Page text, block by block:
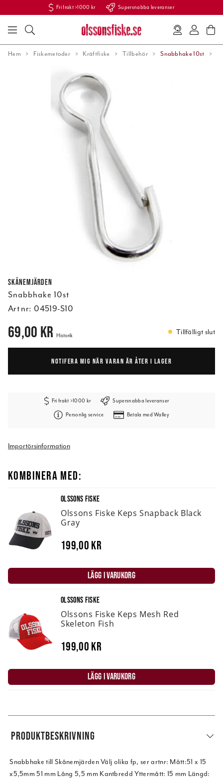
Fri frakt >1000 kr Supersnabba leveranser
Hem Fiskemetoder Kräftfiske Tillbehör Snabbhake 10st
Skånemjärden
Snabbhake 10st
Art nr: 04519-S10
Pris: 69,00 kr
69,00 kr Historik Tillfälligt slut
NOTIFERA MIG NÄR VARAN ÄR ÅTER I LAGER
Fri frakt >1000 kr Supersnabba leveranser
Personlig service Betala med Walley
Importörsinformation
KOMBINERA MED:
OLSSONS FISKE
Olssons Fiske Keps Snapback Black
Gray
199,00 kr
LÄGG I VARUKORG
OLSSONS FISKE
Olssons Fiske Keps Mesh Red
Skeleton Fish
199,00 kr
LÄGG I VARUKORG
PRODUKTBESKRIVNING
Snabbhake till Skånemjärden Välj olika fp, ser artnr: Mått:51 x 15
x5,5mm 51 mm Lång 5,5 mm Kantbredd Yttermått: 15 mm Längd: